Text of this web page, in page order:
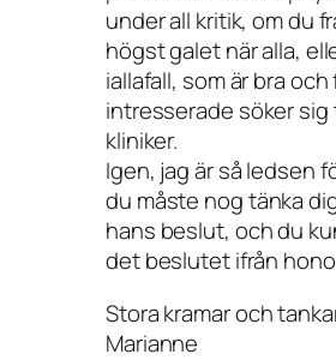
under all kritik, om du
högst galet när alla,
iallafall, som är bra
intresserade söker sig
kliniker.
Igen, jag är så ledsen
du måste nog tänka
hans beslut, och du
det beslutet ifrån
Stora kramar och
Marianne